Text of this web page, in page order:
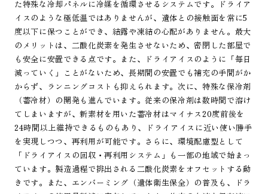
た特殊な冷却パネルに冷媒を循環させるシステムです。ドライア
イスのような極低温ではありませんが、遺体との接触面を常に5
度以下に保つことができ、結露や凍結の心配がありません。最大
のメリットは、二酸化炭素を発生させないため、密閉した部屋で
も安全に安置できる点です。また、ドライアイスのように「毎日
減っていく」ことがないため、長期間の安置でも補充の手間がか
からず、ランニングコストも抑えられます。次に、特殊な保冷剤
（蓄冷材）の開発も進んでいます。従来の保冷剤は数時間で溶け
てしまいますが、新素材を用いた蓄冷材はマイナス20度前後を
24時間以上維持できるものもあり、ドライアイスに近い使い勝手
を実現しつつ、再利用が可能です。さらに、環境配慮型として
「ドライアイスの回収・再利用システム」も一部の地域で始まっ
ています。製造過程で排出される二酸化炭素をオフセットする動
きです。また、エンバーミング（遺体衛生保全）の普及も、ドラ